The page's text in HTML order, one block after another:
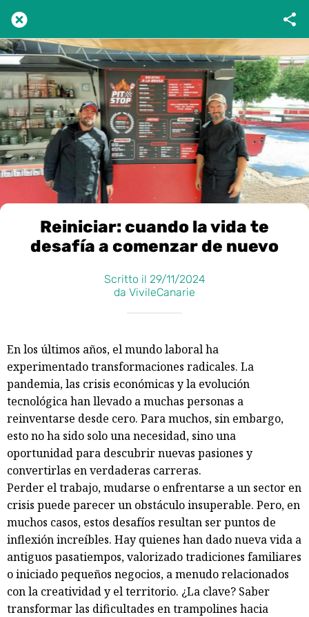
Reiniciar: cuando la vida te
desafía a comenzar de nuevo
Scritto il 29/11/2024
da VivileCanarie
En los últimos años, el mundo laboral ha
experimentado transformaciones radicales. La
pandemia, las crisis económicas y la evolución
tecnológica han llevado a muchas personas a
reinventarse desde cero. Para muchos, sin embargo,
esto no ha sido solo una necesidad, sino una
oportunidad para descubrir nuevas pasiones y
convertirlas en verdaderas carreras.
Perder el trabajo, mudarse o enfrentarse a un sector en
crisis puede parecer un obstáculo insuperable. Pero, en
muchos casos, estos desafíos resultan ser puntos de
inflexión increíbles. Hay quienes han dado nueva vida a
antiguos pasatiempos, valorizado tradiciones familiares
o iniciado pequeños negocios, a menudo relacionados
con la creatividad y el territorio. ¿La clave? Saber
transformar las dificultades en trampolines hacia